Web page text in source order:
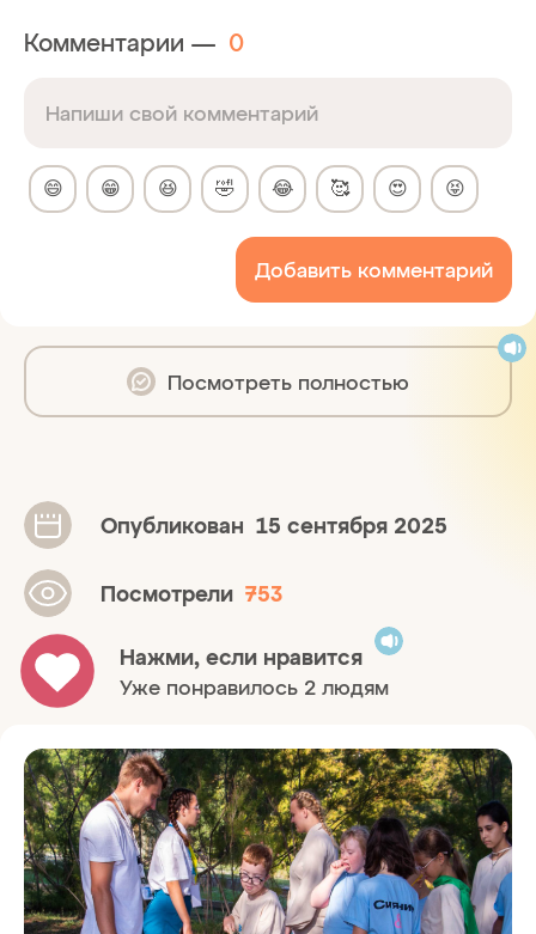
Комментарии — 0
😄 😁 😆 🤣 😂 🥰 😍 😝
Добавить комментарий
Посмотреть полностью
Опубликован 15 сентября 2025
Посмотрели 753
Нажми, если нравится
Уже понравилось 2 людям